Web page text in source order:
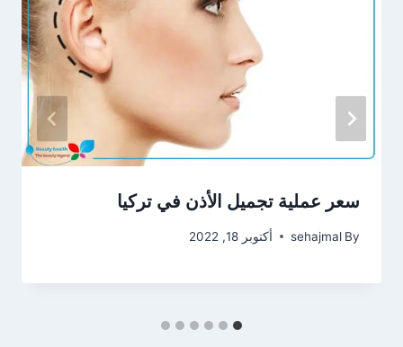
سعر عملية تجميل الأذن في تركيا
By
sehajmal أكتوبر 18, 2022